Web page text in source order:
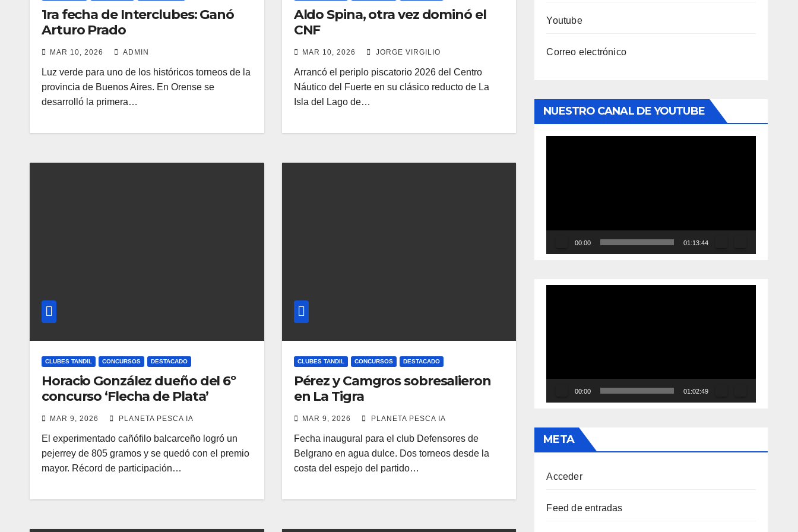
1ra fecha de Interclubes: Ganó
Arturo Prado
MAR 10, 2026 ADMIN
Luz verde para uno de los históricos torneos de la
provincia de Buenos Aires. En Orense se
desarrolló la primera…
Aldo Spina, otra vez dominó el
CNF
MAR 10, 2026 JORGE VIRGILIO
Arrancó el periplo piscatorio 2026 del Centro
Náutico del Fuerte en su clásico reducto de La
Isla del Lago de…
CLUBES TANDIL CONCURSOS DESTACADO
Horacio González dueño del 6º
concurso ‘Flecha de Plata’
MAR 9, 2026 PLANETA PESCA IA
El experimentado cañófilo balcarceño logró un
pejerrey de 805 gramos y se quedó con el premio
mayor. Récord de participación…
CLUBES TANDIL CONCURSOS DESTACADO
Pérez y Camgros sobresalieron
en La Tigra
MAR 9, 2026 PLANETA PESCA IA
Fecha inaugural para el club Defensores de
Belgrano en agua dulce. Dos torneos desde la
costa del espejo del partido…
Youtube
Correo electrónico
NUESTRO CANAL DE YOUTUBE
00:00 01:13:44
00:00 01:02:49
META
Acceder
Feed de entradas